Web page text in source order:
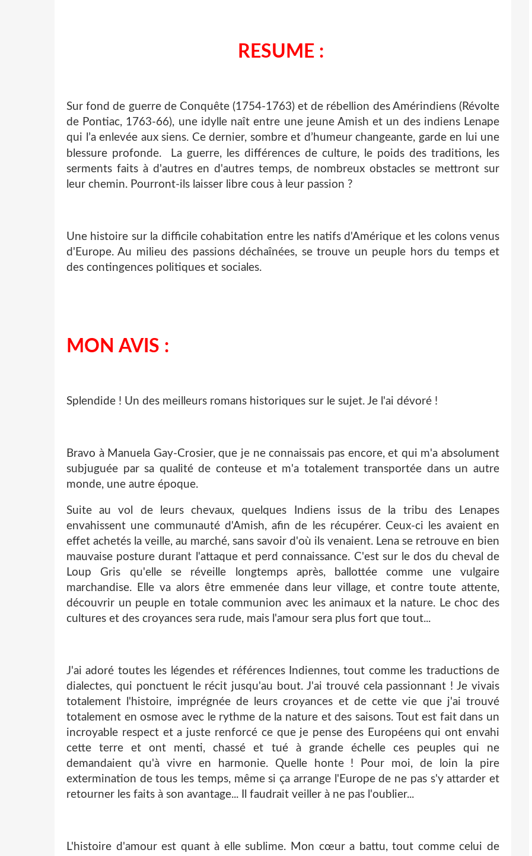
RESUME :
Sur fond de guerre de Conquête (1754-1763) et de rébellion des Amérindiens (Révolte
de Pontiac, 1763-66), une idylle naît entre une jeune Amish et un des indiens Lenape
qui l’a enlevée aux siens. Ce dernier, sombre et d’humeur changeante, garde en lui une
blessure profonde.
La guerre, les différences de culture, le poids des traditions, les
serments faits à d'autres en d'autres temps, de nombreux obstacles se mettront sur
leur chemin. Pourront-ils laisser libre cous à leur passion ?
Une histoire sur la difficile cohabitation entre les natifs d'Amérique et les colons venus
d'Europe. Au milieu des passions déchaînées, se trouve un peuple hors du temps et
des contingences politiques et sociales.
MON AVIS :
Splendide ! Un des meilleurs romans historiques sur le sujet. Je l'ai dévoré !
Bravo à Manuela Gay-Crosier, que je ne connaissais pas encore, et qui m'a absolument
subjuguée par sa qualité de conteuse et m'a totalement transportée dans un autre
monde, une autre époque.
Suite au vol de leurs chevaux, quelques Indiens issus de la tribu des Lenapes
envahissent une communauté d'Amish, afin de les récupérer. Ceux-ci les avaient en
effet achetés la veille, au marché, sans savoir d'où ils venaient. Lena se retrouve en bien
mauvaise posture durant l'attaque et perd connaissance. C'est sur le dos du cheval de
Loup Gris qu'elle se réveille longtemps après, ballottée comme une vulgaire
marchandise. Elle va alors être emmenée dans leur village, et contre toute attente,
découvrir un peuple en totale communion avec les animaux et la nature. Le choc des
cultures et des croyances sera rude, mais l'amour sera plus fort que tout...
J'ai adoré toutes les légendes et références Indiennes, tout comme les traductions de
dialectes, qui ponctuent le récit jusqu'au bout. J'ai trouvé cela passionnant ! Je vivais
totalement l'histoire, imprégnée de leurs croyances et de cette vie que j'ai trouvé
totalement en osmose avec le rythme de la nature et des saisons. Tout est fait dans un
incroyable respect et a juste renforcé ce que je pense des Européens qui ont envahi
cette terre et ont menti, chassé et tué à grande échelle ces peuples qui ne
demandaient qu'à vivre en harmonie. Quelle honte ! Pour moi, de loin la pire
extermination de tous les temps, même si ça arrange l'Europe de ne pas s'y attarder et
retourner les faits à son avantage... Il faudrait veiller à ne pas l'oublier...
L'histoire d'amour est quant à elle sublime. Mon cœur a battu, tout comme celui de